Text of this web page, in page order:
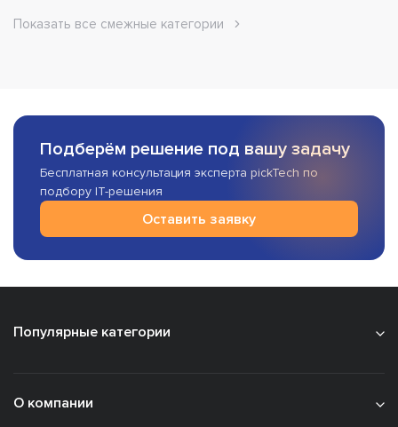
Показать все смежные категории
Подберём решение под вашу задачу
Бесплатная консультация эксперта pickTech по
подбору IT-решения
Оставить заявку
Популярные категории
О компании